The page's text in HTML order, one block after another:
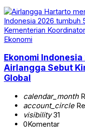
Ekonomi
Ekonomi
Airlangga Sebut
Global
calendar_month
account_circle
visibility31
0Komentar